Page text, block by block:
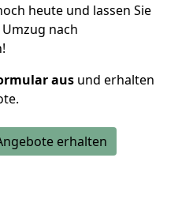
heute und lassen Sie
nach
aus und erhalten
erhalten